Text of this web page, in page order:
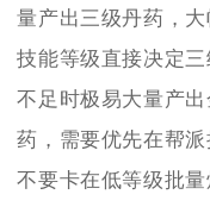
量产出三级丹药，
技能等级直接决定
不足时极易大量产
药，需要优先在帮
不要卡在低等级批